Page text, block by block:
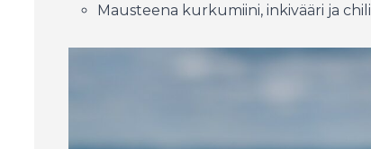
Mausteena kurkumiini, inkivääri ja chili